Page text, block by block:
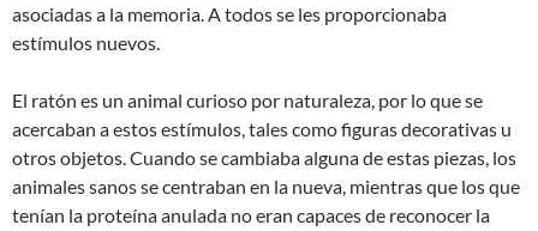
asociadas a la memoria. A todos se les proporcionaba
estímulos nuevos.
El ratón es un animal curioso por naturaleza, por lo que se
acercaban a estos estímulos, tales como figuras decorativas u
otros objetos. Cuando se cambiaba alguna de estas piezas, los
animales sanos se centraban en la nueva, mientras que los que
tenían la proteína anulada no eran capaces de reconocer la